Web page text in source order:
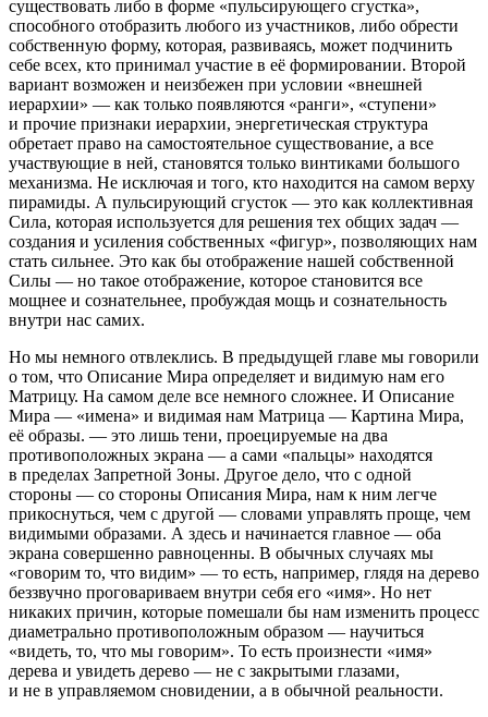
существовать либо в форме «пульсирующего сгустка»,
способного отобразить любого из участников, либо обрести
собственную форму, которая, развиваясь, может подчинить
себе всех, кто принимал участие в её формировании. Второй
вариант возможен и неизбежен при условии «внешней
иерархии» — как только появляются «ранги», «ступени»
и прочие признаки иерархии, энергетическая структура
обретает право на самостоятельное существование, а все
участвующие в ней, становятся только винтиками большого
механизма. Не исключая и того, кто находится на самом верху
пирамиды. А пульсирующий сгусток — это как коллективная
Сила, которая используется для решения тех общих задач —
создания и усиления собственных «фигур», позволяющих нам
стать сильнее. Это как бы отображение нашей собственной
Силы — но такое отображение, которое становится все
мощнее и сознательнее, пробуждая мощь и сознательность
внутри нас самих.
Но мы немного отвлеклись. В предыдущей главе мы говорили
о том, что Описание Мира определяет и видимую нам его
Матрицу. На самом деле все немного сложнее. И Описание
Мира — «имена» и видимая нам Матрица — Картина Мира,
её образы. — это лишь тени, проецируемые на два
противоположных экрана — а сами «пальцы» находятся
в пределах Запретной Зоны. Другое дело, что с одной
стороны — со стороны Описания Мира, нам к ним легче
прикоснуться, чем с другой — словами управлять проще, чем
видимыми образами. А здесь и начинается главное — оба
экрана совершенно равноценны. В обычных случаях мы
«говорим то, что видим» — то есть, например, глядя на дерево
беззвучно проговариваем внутри себя его «имя». Но нет
никаких причин, которые помешали бы нам изменить процесс
диаметрально противоположным образом — научиться
«видеть, то, что мы говорим». То есть произнести «имя»
дерева и увидеть дерево — не с закрытыми глазами,
и не в управляемом сновидении, а в обычной реальности.